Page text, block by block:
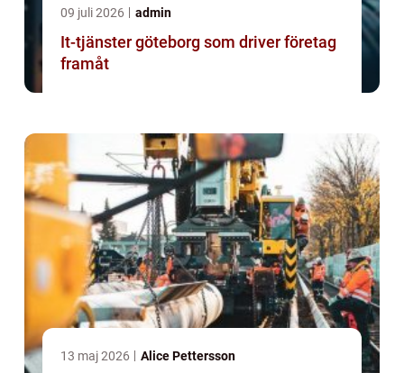
09 juli 2026 admin
It-tjänster göteborg som driver företag
framåt
13 maj 2026 Alice Pettersson